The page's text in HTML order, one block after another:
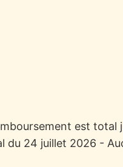
est total
du 24 juillet 2026 -